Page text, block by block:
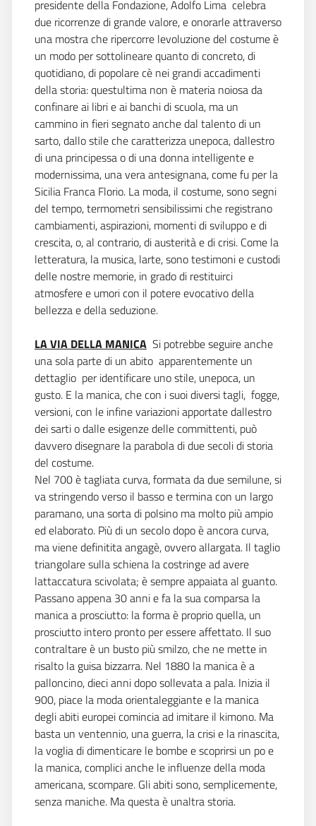
presidente della Fondazione, Adolfo Lima  celebra
due ricorrenze di grande valore, e onorarle attraverso
una mostra che ripercorre levoluzione del costume è
un modo per sottolineare quanto di concreto, di
quotidiano, di popolare cè nei grandi accadimenti
della storia: questultima non è materia noiosa da
confinare ai libri e ai banchi di scuola, ma un
cammino in fieri segnato anche dal talento di un
sarto, dallo stile che caratterizza unepoca, dallestro
di una principessa o di una donna intelligente e
modernissima, una vera antesignana, come fu per la
Sicilia Franca Florio. La moda, il costume, sono segni
del tempo, termometri sensibilissimi che registrano
cambiamenti, aspirazioni, momenti di sviluppo e di
crescita, o, al contrario, di austerità e di crisi. Come la
letteratura, la musica, larte, sono testimoni e custodi
delle nostre memorie, in grado di restituirci
atmosfere e umori con il potere evocativo della
bellezza e della seduzione.
LA VIA DELLA MANICA  Si potrebbe seguire anche
una sola parte di un abito  apparentemente un
dettaglio  per identificare uno stile, unepoca, un
gusto. E la manica, che con i suoi diversi tagli, fogge,
versioni, con le infine variazioni apportate dallestro
dei sarti o dalle esigenze delle committenti, può
davvero disegnare la parabola di due secoli di storia
del costume.
Nel 700 è tagliata curva, formata da due semilune, si
va stringendo verso il basso e termina con un largo
paramano, una sorta di polsino ma molto più ampio
ed elaborato. Più di un secolo dopo è ancora curva,
ma viene definitita angagè, ovvero allargata. Il taglio
triangolare sulla schiena la costringe ad avere
lattaccatura scivolata; è sempre appaiata al guanto.
Passano appena 30 anni e fa la sua comparsa la
manica a prosciutto: la forma è proprio quella, un
prosciutto intero pronto per essere affettato. Il suo
contraltare è un busto più smilzo, che ne mette in
risalto la guisa bizzarra. Nel 1880 la manica è a
palloncino, dieci anni dopo sollevata a pala. Inizia il
900, piace la moda orientaleggiante e la manica
degli abiti europei comincia ad imitare il kimono. Ma
basta un ventennio, una guerra, la crisi e la rinascita,
la voglia di dimenticare le bombe e scoprirsi un po e
la manica, complici anche le influenze della moda
americana, scompare. Gli abiti sono, semplicemente,
senza maniche. Ma questa è unaltra storia.